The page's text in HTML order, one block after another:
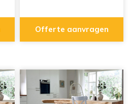
Offerte aanvragen